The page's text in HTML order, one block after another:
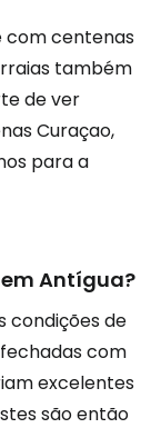
com centenas
também
de ver
Curaçao,
para a
Antígua?
condições de
com
excelentes
são então